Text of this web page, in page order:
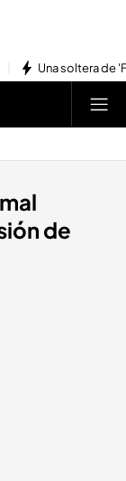
Una soltera de
de